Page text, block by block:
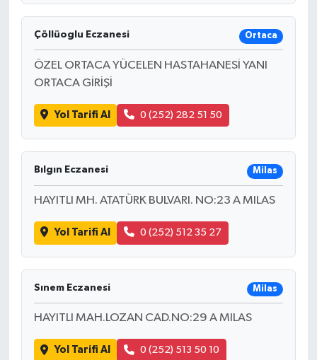
Çöllüoglu Eczanesi Ortaca
ÖZEL ORTACA YÜCELEN HASTAHANESİ YANI
ORTACA GİRİŞİ
Yol Tarifi Al 0 (252) 282 51 50
Bılgın Eczanesi Milas
HAYITLI MH. ATATÜRK BULVARI. NO:23 A MILAS
Yol Tarifi Al 0 (252) 512 35 27
Sınem Eczanesi Milas
HAYITLI MAH.LOZAN CAD.NO:29 A MILAS
Yol Tarifi Al 0 (252) 513 50 10